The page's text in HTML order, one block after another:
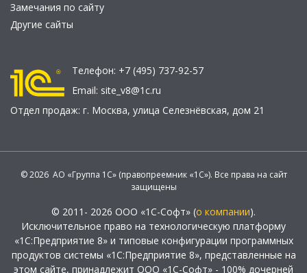
Замечания по сайту
Другие сайты
Телефон: +7 (495) 737-92-57
Email: site_v8@1c.ru
Отдел продаж: г. Москва, улица Селезнёвская, дом 21
© 2026 АО «Группа 1С» (правопреемник «1С»). Все права на сайт
защищены
© 2011- 2026 ООО «1С-Софт» (о компании).
Исключительное право на технологическую платформу
«1С:Предприятие 8» и типовые конфигурации программных
продуктов системы «1С:Предприятие 8», представленные на
этом сайте, принадлежит ООО «1С-Софт» - 100% дочерней